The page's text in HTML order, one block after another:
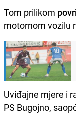
Tom prilikom
motornom vozilu
Uviđajne mjere i
PS Bugojno,